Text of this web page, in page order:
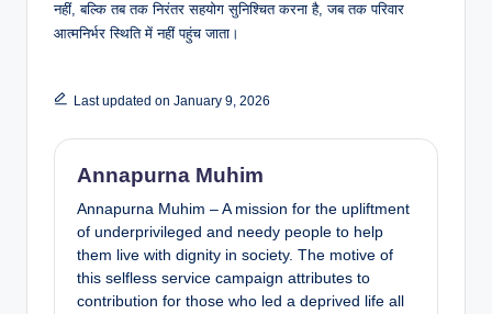
नहीं, बल्कि तब तक निरंतर सहयोग सुनिश्चित करना है, जब तक परिवार
आत्मनिर्भर स्थिति में नहीं पहुंच जाता।
Last updated on January 9, 2026
Annapurna Muhim
Annapurna Muhim – A mission for the upliftment
of underprivileged and needy people to help
them live with dignity in society. The motive of
this selfless service campaign attributes to
contribution for those who led a deprived life all